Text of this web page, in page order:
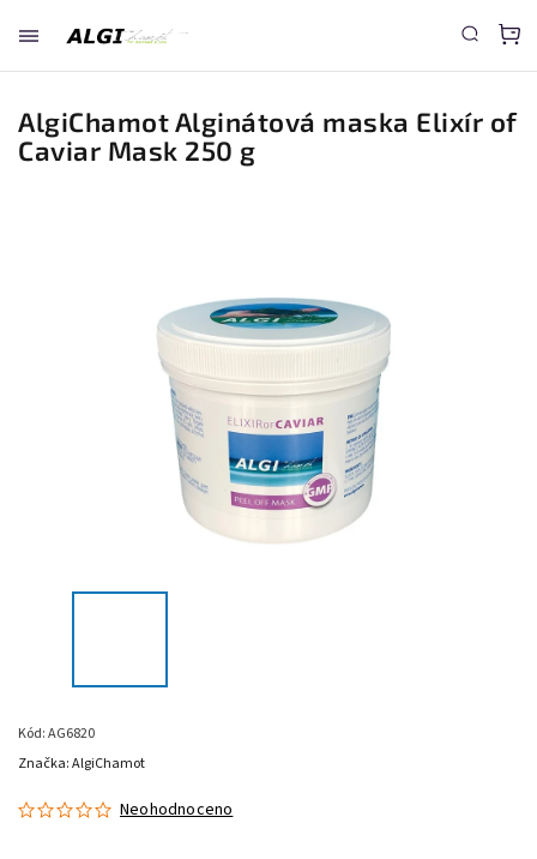
AlgiChamot Alginátová maska Elixír of
Caviar Mask 250 g
Kód:AG6820
Neohodnoceno
Značka:AlgiChamot